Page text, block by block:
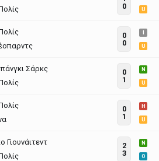
0
U
0
0
U
Σάρκς
0
1
N
U
0
1
H
U
Γιουνάιτεντ
2
3
N
O